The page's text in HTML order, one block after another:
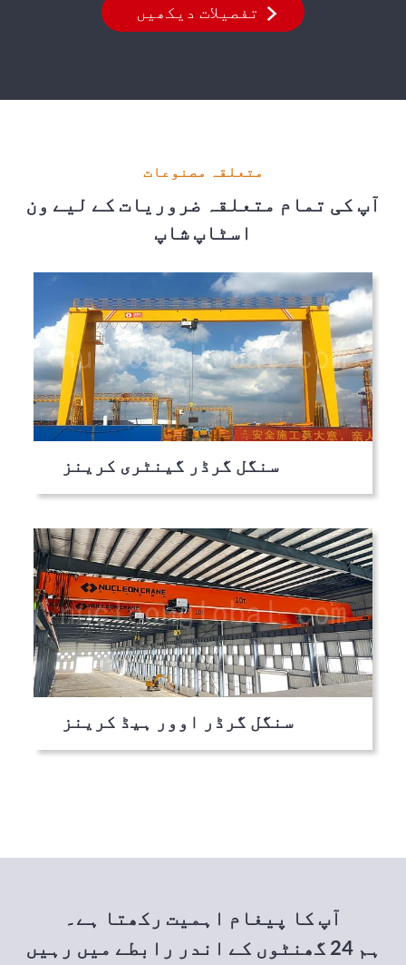
تفصیلات دیکھیں
متعلقہ مصنوعات
آپ کی تمام متعلقہ ضروریات کے لیے ون
اسٹاپ شاپ
سنگل گرڈر گینٹری کرینز
سنگل گرڈر اوور ہیڈ کرینز
آپ کا پیغام اہمیت رکھتا ہے۔
ہم 24 گھنٹوں کے اندر رابطے میں رہیں